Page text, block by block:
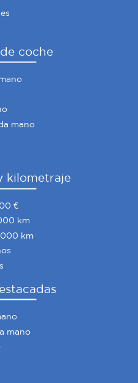
coche
mano
kilometraje
€
km
km
mano